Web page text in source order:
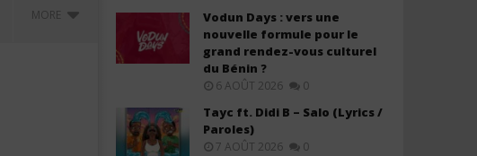
MORE
Vodun Days : vers une
nouvelle formule pour le
grand rendez-vous culturel
du Bénin ?
6 AOÛT 2026 0
Tayc ft. Didi B – Salo (Lyrics /
Paroles)
7 AOÛT 2026 0